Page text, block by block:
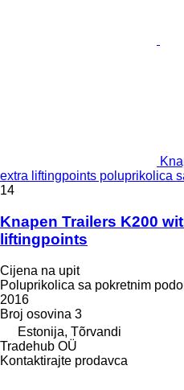
extra liftingpoints poluprikolica
14
Knapen Trailers K200
liftingpoints
Cijena na upit
Poluprikolica sa pokretnim
2016
Broj osovina 3
Estonija, Tõrvandi
Tradehub OÜ
Kontaktirajte prodavca